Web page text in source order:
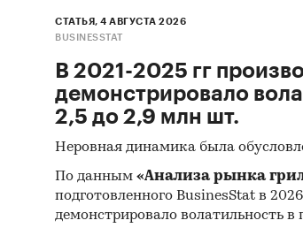
СТАТЬЯ, 4 АВГУСТА 2026
BUSINESSTAT
В 2021-2025 гг
демонстрировало
2,5 до 2,9 млн шт.
Неровная динамика была
По данным «Анализа рынка
подготовленного BusinesStat в
демонстрировало волатильность в